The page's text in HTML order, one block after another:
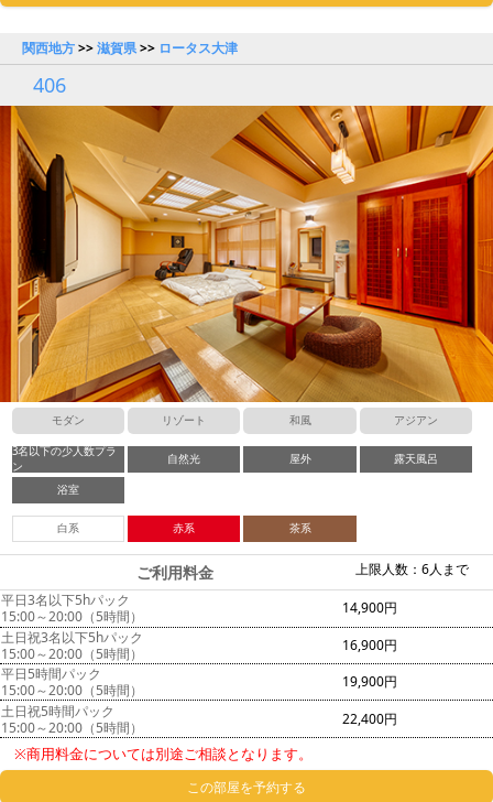
関西地方>>滋賀県>> ロータス大津
406
モダン リゾート 和風 アジアン
3名以下の少人数プラ
ン
自然光 屋外 露天風呂
浴室
白系 赤系 茶系
上限人数：6人まで
ご利用料金
平日3名以下5hパック
15:00～20:00（5時間）
14,900円
土日祝3名以下5hパック
15:00～20:00（5時間）
16,900円
平日5時間パック
15:00～20:00（5時間）
19,900円
土日祝5時間パック
15:00～20:00（5時間）
22,400円
※商用料金については別途ご相談となります。
この部屋を予約する